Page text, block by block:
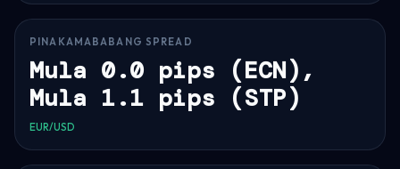
PINAKAMABABANG SPREAD
Mula 0.0 pips (ECN),
Mula 1.1 pips (STP)
EUR/USD